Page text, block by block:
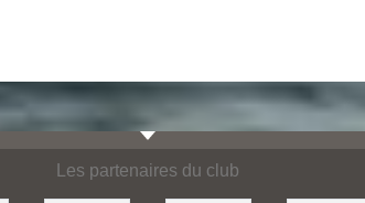
Les partenaires du club